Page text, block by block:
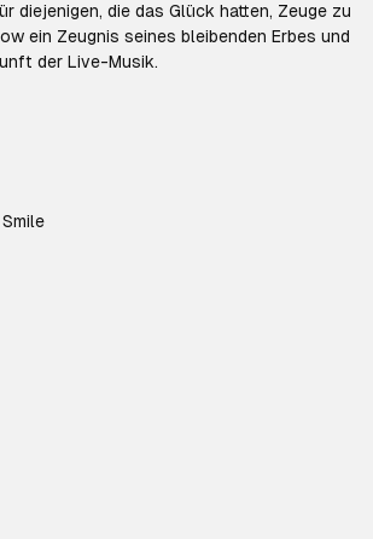
diejenigen, die das Glück hatten, Zeuge zu
ein Zeugnis seines bleibenden Erbes und
der Live-Musik.